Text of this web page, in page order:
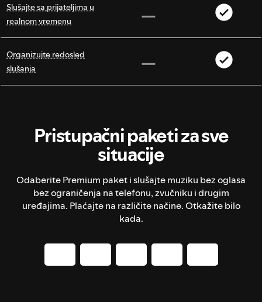
Slušajte sa prijateljima u
realnom vremenu
Organizujte redosled
slušanja
Pristupačni paketi za sve
situacije
Odaberite Premium paket i slušajte muziku bez oglasa
bez ograničenja na telefonu, zvučniku i drugim
uređajima. Plaćajte na različite načine. Otkažite bilo
kada.